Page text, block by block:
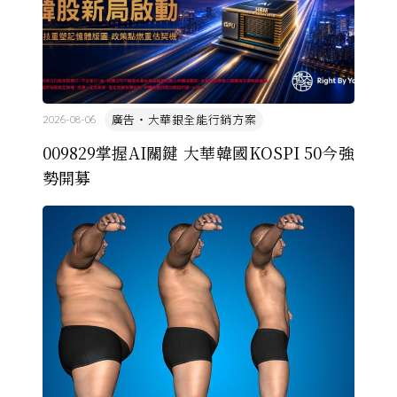
009829掌握AI關鍵 大華韓國KOSPI 50今強
勢開募
廣告・大華銀全能行銷方案
2026-08-06